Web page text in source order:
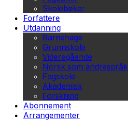
Skolebøker
Forfattere
Utdanning
Barnehage
Grunnskole
Videregående
Norsk som andrespråk
Fagskole
Akademisk
Forskning
Abonnement
Arrangementer